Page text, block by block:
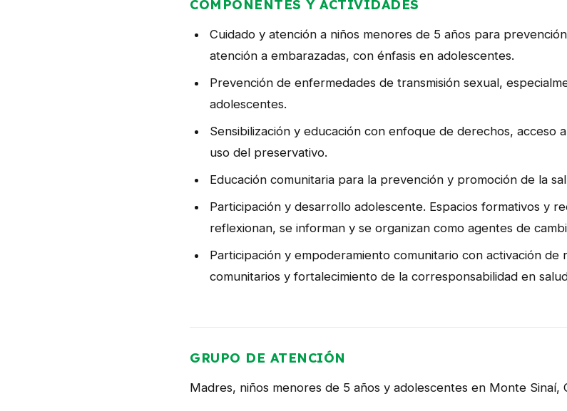
COMPONENTES Y ACTIVIDADES
Cuidado y atención a niños menores de 5 años para
atención a embarazadas, con énfasis en adolescentes.
Prevención de enfermedades de transmisión sexual,
adolescentes.
Sensibilización y educación con enfoque de derechos, acceso
uso del preservativo.
Educación comunitaria para la prevención y promoción de la
Participación y desarrollo adolescente. Espacios formativos y
reflexionan, se informan y se organizan como agentes de
Participación y empoderamiento comunitario con activación
comunitarios y fortalecimiento de la corresponsabilidad en
GRUPO DE ATENCIÓN
Madres, niños menores de 5 años y adolescentes en Monte Sinaí,